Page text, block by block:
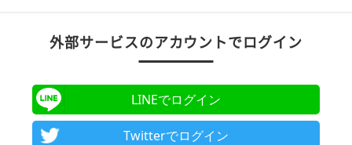
外部サービスのアカウントでログイン
LINEでログイン
Twitterでログイン